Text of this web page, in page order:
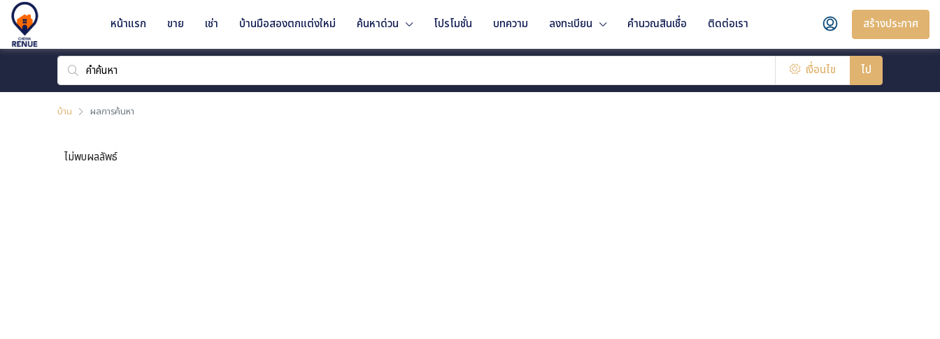
หน้าแรก ขาย เช่า บ้านมือสองตกแต่งใหม่ ค้นหาด่วน โปรโมชั่น บทความ ลงทะเบียน คำนวณสินเชื่อ ติดต่อเรา สร้างประกาศ
เงื่อนไข ไป
บ้าน ผลการค้นหา
ไม่พบผลลัพธ์